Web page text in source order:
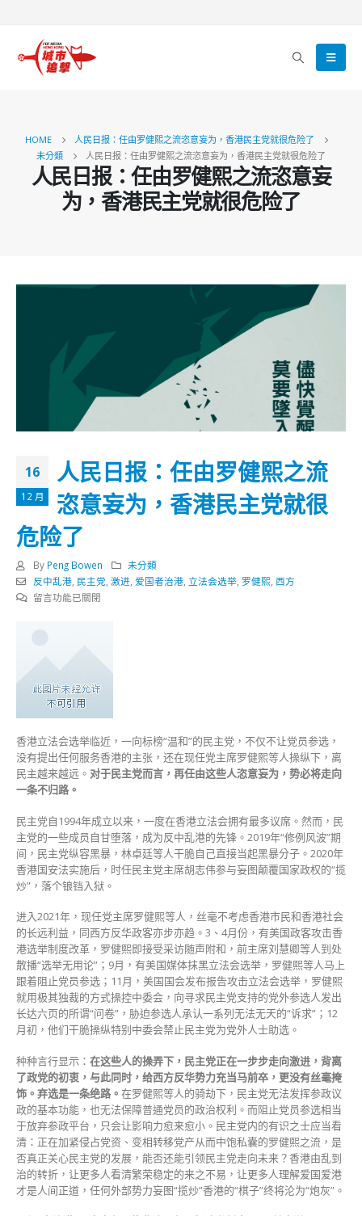
HOME
人民日报：任由罗健熙之流恣意妄为，香港民主党就很危险了
未分類
人民日报：任由罗健熙之流恣意妄为，香港民主党就很危险了
人民日报：任由罗健熙之流恣意妄
为，香港民主党就很危险了
16
12 月
人民日报：任由罗健熙之流
恣意妄为，香港民主党就很
危险了
By Peng Bowen
未分類
反中乱港, 民主党 激进 爱国者治港, 立法会选举, 罗健熙, 西方
在
民
日
由
熙
之
流
恣
妄
为，
香
港
民
党
就
很
危
险
了〉
中
留言功能已關閉
香港立法会选举临近，一向标榜“温和”的民主党，不仅不让党员参选，
没有提出任何服务香港的主张，还在现任党主席罗健熙等人操纵下，离
民主越来越远。 对于民主党而言，再任由这些人恣意妄为，势必将走向
一条不归路。
民主党自1994年成立以来，一度在香港立法会拥有最多议席。然而，民
主党的一些成员自甘堕落，成为反中乱港的先锋。2019年“修例风波”期
间，民主党纵容黑暴，林卓廷等人干脆自己直接当起黑暴分子。2020年
香港国安法实施后，时任民主党主席胡志伟参与妄图颠覆国家政权的“揽
炒”，落个锒铛入狱。
进入2021年，现任党主席罗健熙等人，丝毫不考虑香港市民和香港社会
的长远利益，同西方反华政客亦步亦趋。3、4月份，有美国政客攻击香
港选举制度改革，罗健熙即接受采访随声附和，前主席刘慧卿等人到处
散播“选举无用论”；9月，有美国媒体抹黑立法会选举，罗健熙等人马上
跟着阻止党员参选；11月，美国国会发布报告攻击立法会选举，罗健熙
就用极其独裁的方式操控中委会，向寻求民主党支持的党外参选人发出
长达六页的所谓“问卷”，胁迫参选人承认一系列无法无天的“诉求”；12
月初，他们干脆操纵特别中委会禁止民主党为党外人士助选。
种种言行显示： 在这些人的操弄下，民主党正在一步步走向激进，背离
了政党的初衷，与此同时，给西方反华势力充当马前卒，更没有丝毫掩
饰。弃选是一条绝路。 在罗健熙等人的骑劫下，民主党无法发挥参政议
政的基本功能，也无法保障普通党员的政治权利。而阻止党员参选相当
于放弃参政平台，只会让影响力愈来愈小。民主党内的有识之士应当看
清：正在加紧侵占党资、变相转移党产从而中饱私囊的罗健熙之流，是
否真正关心民主党的发展，能否还能引领民主党走向未来？香港由乱到
治的转折，让更多人看清繁荣稳定的来之不易，让更多人理解爱国爱港
才是人间正道，任何外部势力妄图“揽炒”香港的“棋子”终将沦为“炮灰”。